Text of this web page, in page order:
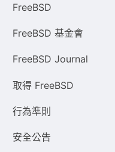
FreeBSD
FreeBSD 基金會
FreeBSD Journal
取得 FreeBSD
行為準則
安全公告